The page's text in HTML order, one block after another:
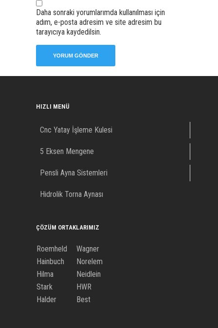
Daha sonraki yorumlarımda kullanılması için
adım, e-posta adresim ve site adresim bu
tarayıcıya kaydedilsin.
HIZLI MENÜ
Cnc Yatay İşleme Kulesi
5 Eksen Mengene
Pensli Ayna Sistemleri
Hidrolik Torna Aynası
ÇÖZÜM ORTAKLARIMIZ
Roemheld
Wagner
Hainbuch
Norelem
Hilma
Neidlein
Stark
HWR
Halder
Best